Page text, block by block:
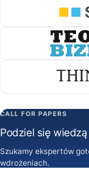
CALL FOR PAPERS
Podziel się
Szukamy ekspertów
wdrożeniach.